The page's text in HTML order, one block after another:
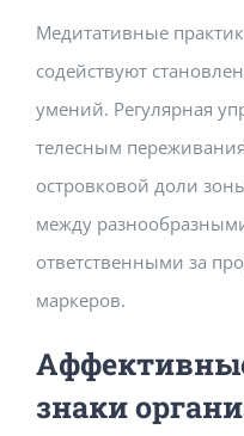
Медитативные
содействуют
умений. Регулярная
телесным
островковой доли
между
ответственными за
маркеров.
знаки